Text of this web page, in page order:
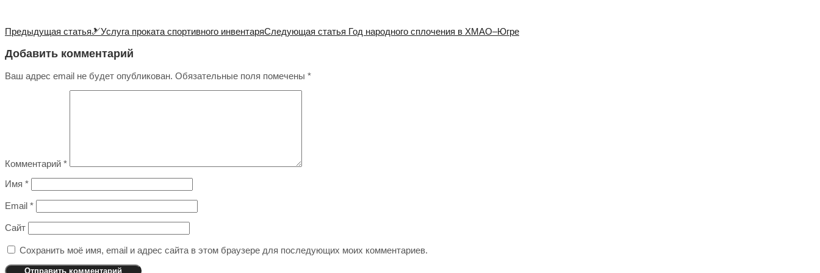
Предыдущая статья🎿Услуга проката спортивного инвентаряСледующая статья Год народного сплочения в ХМАО–Югре
Добавить комментарий
Ваш адрес email не будет опубликован. Обязательные поля помечены *
Комментарий *
Имя *
Email *
Сайт
Сохранить моё имя, email и адрес сайта в этом браузере для последующих моих комментариев.